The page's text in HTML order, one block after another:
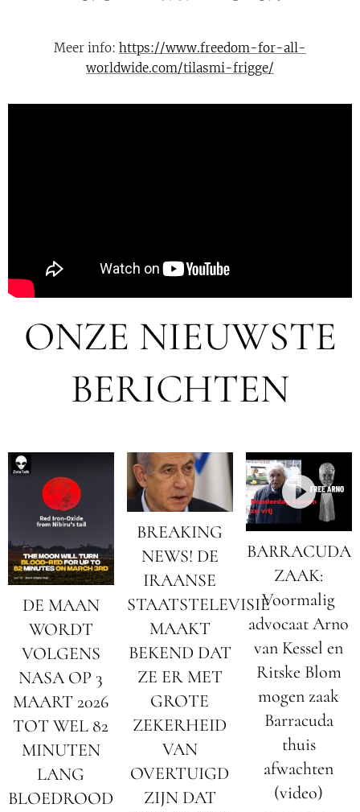
Meer info: https://www.freedom-for-all-
worldwide.com/tilasmi-frigge/
ONZE NIEUWSTE
BERICHTEN
DE MAAN
WORDT
VOLGENS
NASA OP 3
MAART 2026
TOT WEL 82
MINUTEN
LANG
BLOEDROOD
BREAKING
NEWS! DE
IRAANSE
STAATSTELEVISIE
MAAKT
BEKEND DAT
ZE ER MET
GROTE
ZEKERHEID
VAN
OVERTUIGD
ZIJN DAT
BARRACUDA
ZAAK:
Voormalig
advocaat Arno
van Kessel en
Ritske Blom
mogen zaak
Barracuda
thuis
afwachten
(video)